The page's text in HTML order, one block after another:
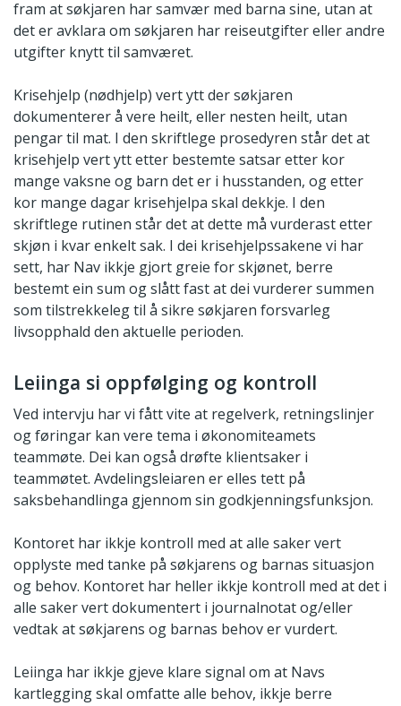
fram at søkjaren har samvær med barna sine, utan at
det er avklara om søkjaren har reiseutgifter eller andre
utgifter knytt til samværet.
Krisehjelp (nødhjelp) vert ytt der søkjaren
dokumenterer å vere heilt, eller nesten heilt, utan
pengar til mat. I den skriftlege prosedyren står det at
krisehjelp vert ytt etter bestemte satsar etter kor
mange vaksne og barn det er i husstanden, og etter
kor mange dagar krisehjelpa skal dekkje. I den
skriftlege rutinen står det at dette må vurderast etter
skjøn i kvar enkelt sak. I dei krisehjelpssakene vi har
sett, har Nav ikkje gjort greie for skjønet, berre
bestemt ein sum og slått fast at dei vurderer summen
som tilstrekkeleg til å sikre søkjaren forsvarleg
livsopphald den aktuelle perioden.
Leiinga si oppfølging og kontroll
Ved intervju har vi fått vite at regelverk, retningslinjer
og føringar kan vere tema i økonomiteamets
teammøte. Dei kan også drøfte klientsaker i
teammøtet. Avdelingsleiaren er elles tett på
saksbehandlinga gjennom sin godkjenningsfunksjon.
Kontoret har ikkje kontroll med at alle saker vert
opplyste med tanke på søkjarens og barnas situasjon
og behov. Kontoret har heller ikkje kontroll med at det i
alle saker vert dokumentert i journalnotat og/eller
vedtak at søkjarens og barnas behov er vurdert.
Leiinga har ikkje gjeve klare signal om at Navs
kartlegging skal omfatte alle behov, ikkje berre